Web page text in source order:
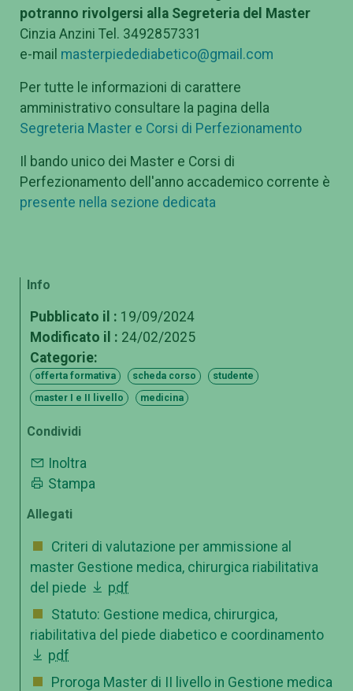
potranno rivolgersi alla Segreteria del Master
Cinzia Anzini Tel. 3492857331
e-mail masterpiedediabetico@gmail.com
Per tutte le informazioni di carattere
amministrativo consultare la pagina della
Segreteria Master e Corsi di Perfezionamento
Il bando unico dei Master e Corsi di
Perfezionamento dell'anno accademico corrente è
presente nella sezione dedicata
Info
Pubblicato il : 19/09/2024
Modificato il : 24/02/2025
Categorie:
offerta formativa scheda corso
studente
master I e II livello
medicina
Condividi
Inoltra
Stampa
Allegati
Criteri di valutazione per ammissione al
master Gestione medica, chirurgica riabilitativa
del piede
pdf
Statuto: Gestione medica, chirurgica,
riabilitativa del piede diabetico e coordinamento
pdf
Proroga Master di II livello in Gestione medica